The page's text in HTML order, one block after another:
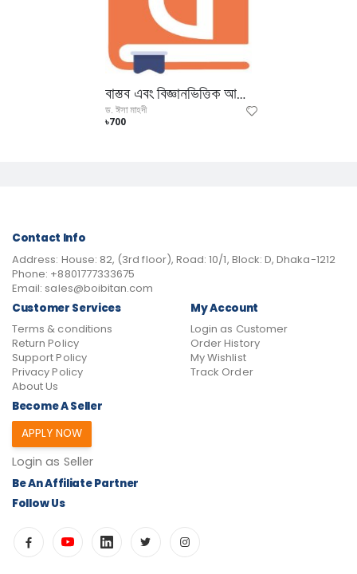
বাস্তব এবং বিজ্ঞানভিত্তিক আল কুরআনের সরল বাংলা অনুবাদ
ড. ঈসা মাহদী
৳700
Contact Info
Address: House: 82, (3rd floor), Road: 10/1, Block: D, Dhaka-1212
Phone: +8801777333675
Email: sales@boibitan.com
Customer Services
Terms & conditions
Return Policy
Support Policy
Privacy Policy
About Us
My Account
Login as Customer
Order History
My Wishlist
Track Order
Become A Seller
APPLY NOW
Login as Seller
Be An Affiliate Partner
Follow Us